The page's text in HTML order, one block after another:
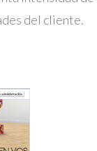
del cliente.